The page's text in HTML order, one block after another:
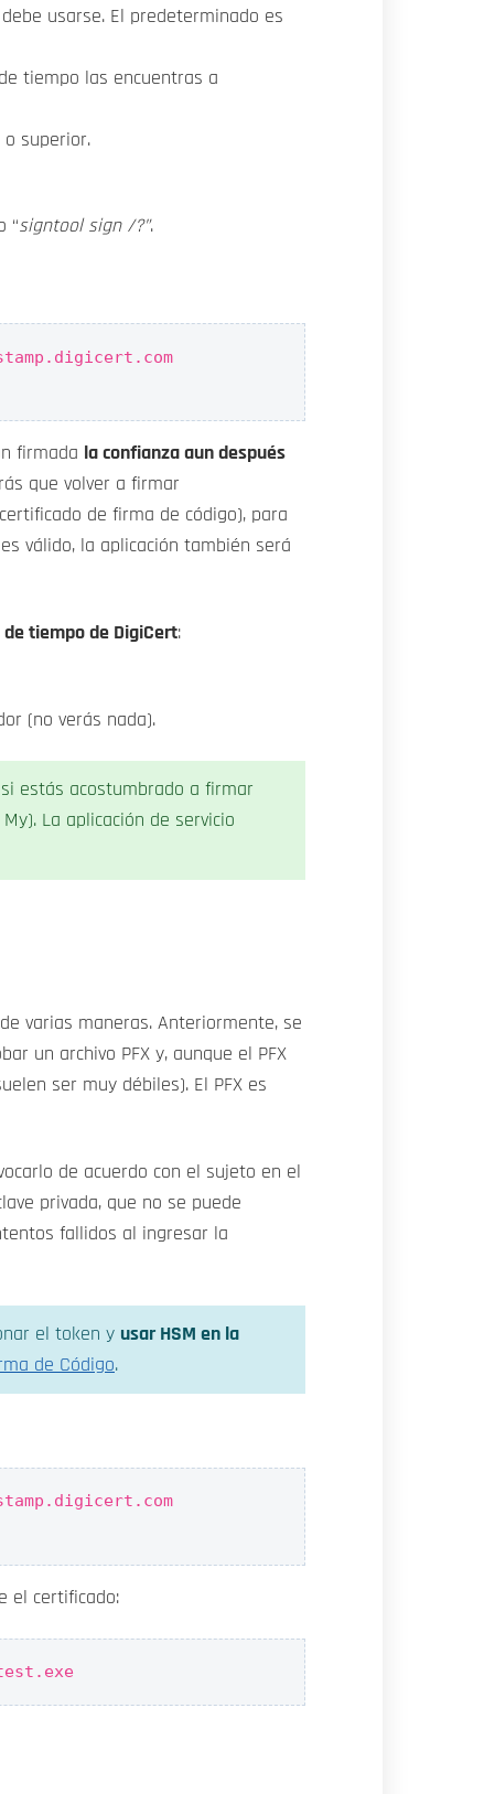
usarse. El predeterminado es
tiempo las encuentras a
superior.
“signtool sign /?”.
firmada la confianza aun después
que volver a firmar
de firma de código), para
válido, la aplicación también será
tiempo de DigiCert:
(no verás nada).
estás acostumbrado a firmar
La aplicación de servicio
varias maneras. Anteriormente, se
un archivo PFX y, aunque el PFX
ser muy débiles). El PFX es
de acuerdo con el sujeto en el
privada, que no se puede
fallidos al ingresar la
el token y usar HSM en la
de Código.
el certificado: